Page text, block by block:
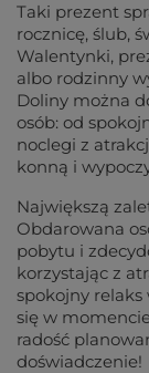
Taki prezent
rocznicę, ślub,
Walentynki,
albo rodzinny
Doliny można
osób: od
noclegi z
konną i
Największą
Obdarowana
pobytu i
korzystając z
spokojny relaks
się w
radość
doświadczenie!